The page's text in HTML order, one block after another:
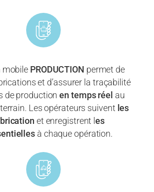
mobile PRODUCTION permet de
et d’assurer la traçabilité
de production en temps réel au
Les opérateurs suivent les
et enregistrent les
à chaque opération.